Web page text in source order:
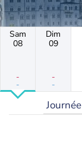
Sam
08
-
-
Dim
09
-
-
Journée